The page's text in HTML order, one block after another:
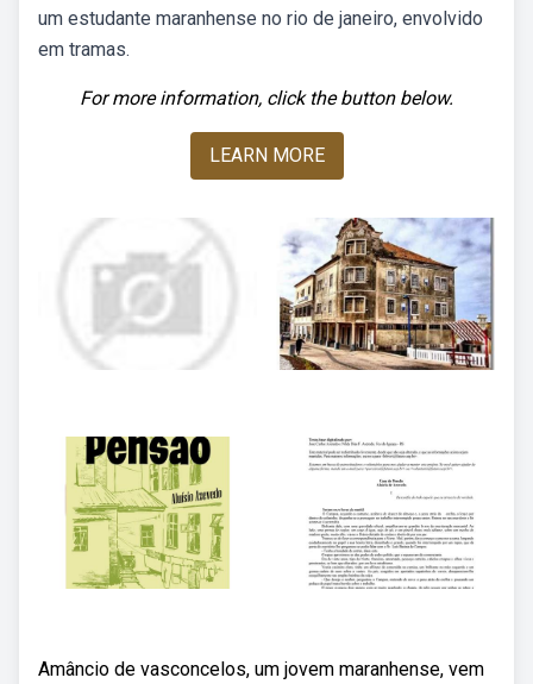
um estudante maranhense no rio de janeiro, envolvido
em tramas.
For more information, click the button below.
LEARN MORE
Amâncio de vasconcelos, um jovem maranhense, vem